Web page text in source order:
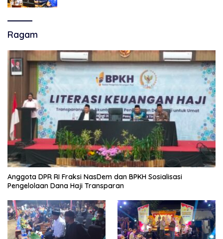
Ragam
Anggota DPR RI Fraksi NasDem dan BPKH Sosialisasi
Pengelolaan Dana Haji Transparan